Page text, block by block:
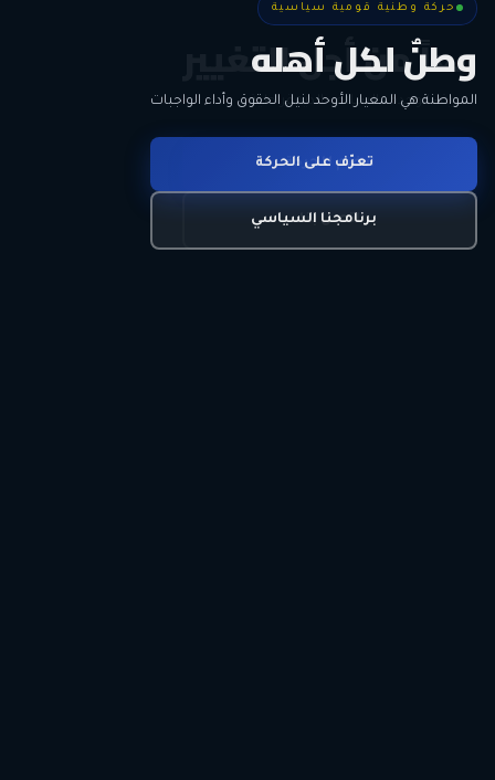
حركة وطنية قومية سياسية
وطنٌ لكل أهله
المواطنة هي المعيار الأوحد لنيل الحقوق وأداء الواجبات
تعرّف على الحركة
برنامجنا السياسي
حركة وطنية قومية سياسية
معاً من أجل التغيير
الحرية • الوحدة • السلام • الديمقراطية
انضم للحركة
اتصل بنا